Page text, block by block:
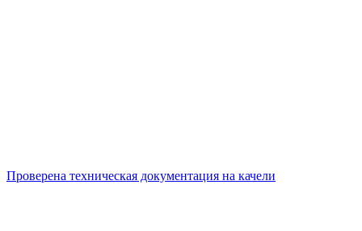
Проверена техническая документация на качели